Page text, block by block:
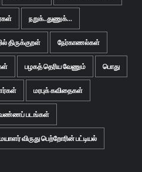
நறுக்..துணுக்...
திருக்குறள் நேர்காணல்கள்
பழகத் தெரிய வேணும் பொது
மரபுக் கவிதைகள்
படங்கள்
விருது பெற்றோரின் பட்டியல்